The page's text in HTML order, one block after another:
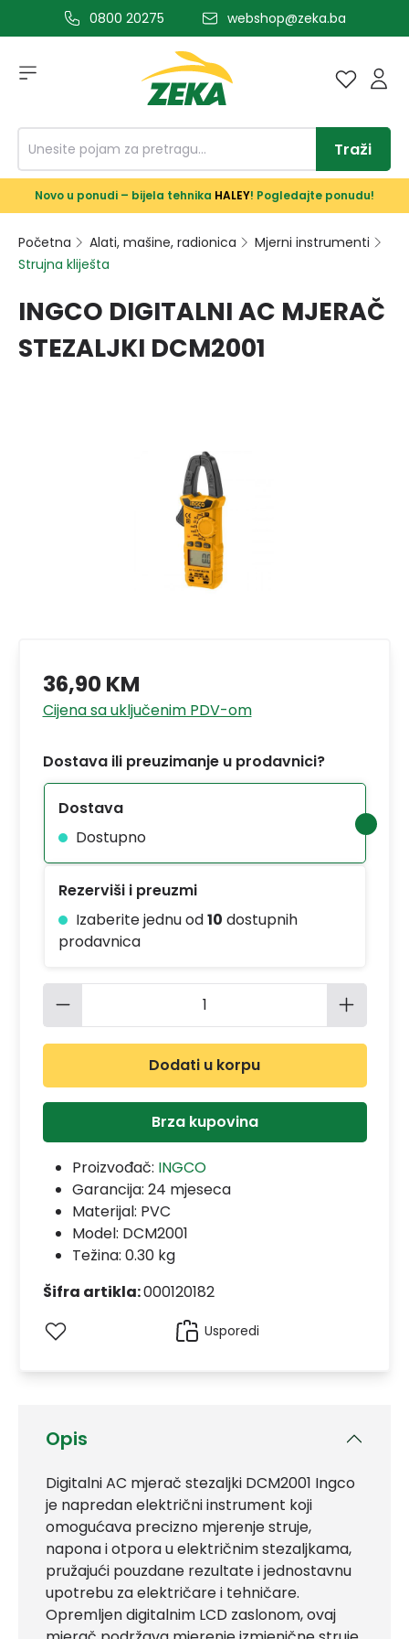
glavni sadržaj0800 20275 webshop@zeka.ba
Traži
Novo u ponudi – bijela tehnika HALEY! Pogledajte ponudu!
Početna Alati, mašine, radionica
Mjerni instrumenti
Strujna kliješta
INGCO DIGITALNI AC MJERAČ
STEZALJKI DCM2001
Opis
Digitalni AC mjerač stezaljki DCM2001 Ingco
je napredan električni instrument koji
omogućava precizno mjerenje struje,
napona i otpora u električnim stezaljkama,
pružajući pouzdane rezultate i jednostavnu
upotrebu za električare i tehničare.
Opremljen digitalnim LCD zaslonom, ovaj
36,90 KM
Cijena sa uključenim PDV-om
Dostava ili preuzimanje u prodavnici?
Dostava
Dostupno
Rezerviši i preuzmi
Izaberite jednu od10 dostupnih
prodavnica
Količina proizvoda: Unesite
Dodati u korpu
Brza kupovina
Proizvođač: INGCO
Garancija: 24 mjeseca
Materijal: PVC
Model: DCM2001
Težina: 0.30 kg
Šifra artikla:000120182
Usporedi